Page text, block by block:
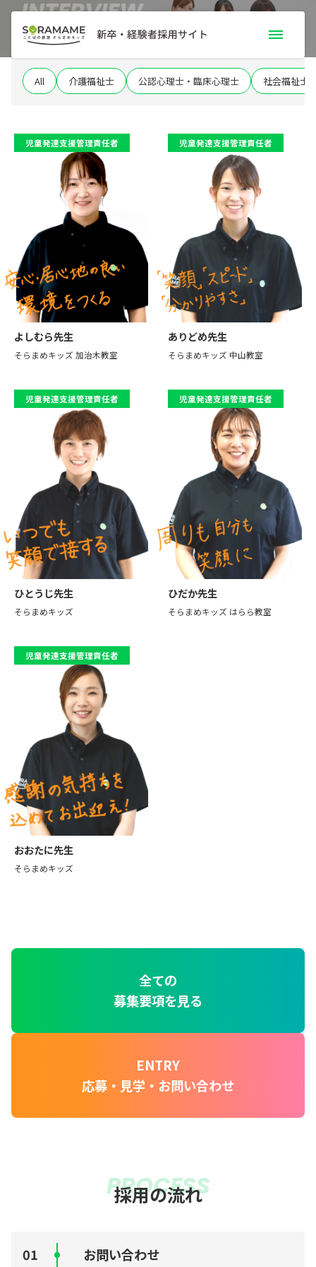
募集要項一覧
手当・サポート
よくあるご質問 採用トピック
新卒採用案内
採用エントリー
オンライン説明会
オンライン説明会へのエントリーはこちら
職員インタビュー
INTERVIEW
All 介護福祉士 公認心理士・臨床心理士 社会福祉士
よしむら先生
そらまめキッズ 加治木教室
児童発達支援管理責任者
ありどめ先生
そらまめキッズ 中山教室
児童発達支援管理責任者
ひとうじ先生
そらまめキッズ
児童発達支援管理責任者
ひだか先生
そらまめキッズ はらら教室
児童発達支援管理責任者
おおたに先生
そらまめキッズ
児童発達支援管理責任者
全ての
募集要項を見る
ENTRY
応募・見学・お問い合わせ
採用の流れ
PROCESS
お問い合わせ